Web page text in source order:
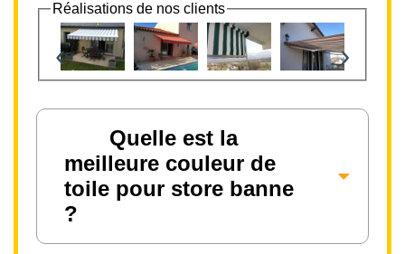
Réalisations de nos clients
‹ ›
Quelle est la
meilleure couleur de
toile pour store banne
?